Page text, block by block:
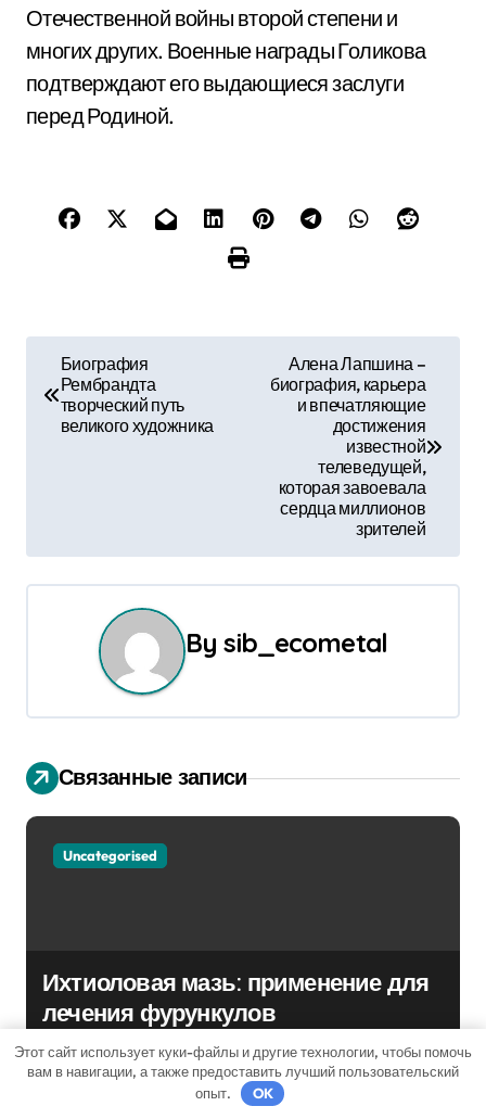
Отечественной войны второй степени и
многих других. Военные награды Голикова
подтверждают его выдающиеся заслуги
перед Родиной.
а
я
п
о
и
с
я
Биография
Рембрандта
творческий путь
великого художника
Алена Лапшина –
биография, карьера
и впечатляющие
достижения
известной
телеведущей,
которая завоевала
сердца миллионов
зрителей
Bysib_ecometal
Связанные записи
Uncategorised
Ихтиоловая мазь: применение для
лечения фурункулов
sib_ecometal Ноя 1, 2024
Этот сайт использует куки-файлы и другие технологии, чтобы помочь
вам в навигации, а также предоставить лучший пользовательский
опыт.
OK